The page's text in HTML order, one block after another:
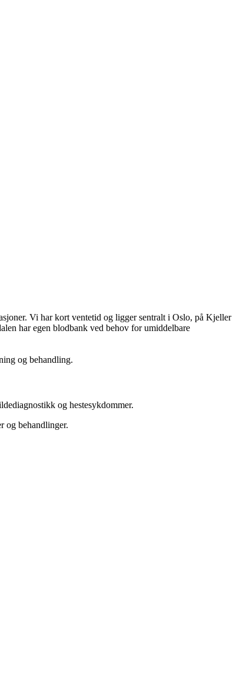
Vi har kort ventetid og ligger sentralt i Oslo, på Kjeller
har egen blodbank ved behov for umiddelbare
og behandling.
og hestesykdommer.
og behandlinger.